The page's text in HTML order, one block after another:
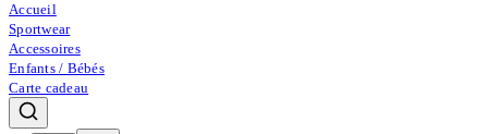
Accueil
Sportwear
Accessoires
Enfants / Bébés
Carte cadeau